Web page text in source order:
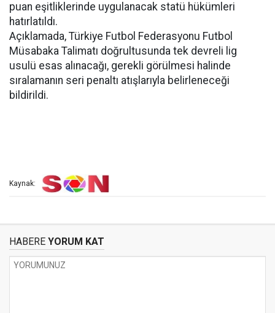
puan eşitliklerinde uygulanacak statü hükümleri
hatırlatıldı.
Açıklamada, Türkiye Futbol Federasyonu Futbol
Müsabaka Talimatı doğrultusunda tek devreli lig
usulü esas alınacağı, gerekli görülmesi halinde
sıralamanın seri penaltı atışlarıyla belirleneceği
bildirildi.
Kaynak:
HABERE YORUM KAT